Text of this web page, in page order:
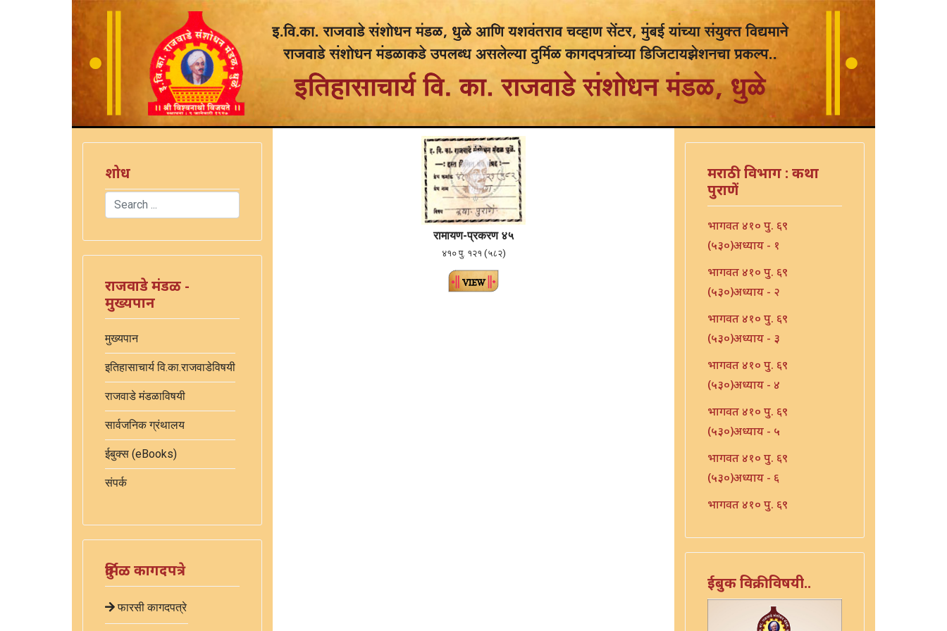
शोध
Search
राजवाडे मंडळ -
मुख्यपान
मुख्यपान
इतिहासाचार्य वि.का.राजवाडेविषयी
राजवाडे मंडळाविषयी
सार्वजनिक ग्रंथालय
ईबुक्स (eBooks)
संपर्क
दुर्मिळ कागदपत्रे
फारसी कागदपत्रे
रामायण-प्रकरण ४५
४१० पु. १२१ (५८२)
मराठी विभाग : कथा
पुराणें
भागवत ४१० पु. ६९
(५३०)अध्याय - १
भागवत ४१० पु. ६९
(५३०)अध्याय - २
भागवत ४१० पु. ६९
(५३०)अध्याय - ३
भागवत ४१० पु. ६९
(५३०)अध्याय - ४
भागवत ४१० पु. ६९
(५३०)अध्याय - ५
भागवत ४१० पु. ६९
(५३०)अध्याय - ६
भागवत ४१० पु. ६९
भारत - ४१० पु १०६ (५६७)
भारत - ४१० पु १०८(५६९)
भारत ४१० पु. ९०(५५१)
ईबुक विक्रीविषयी..